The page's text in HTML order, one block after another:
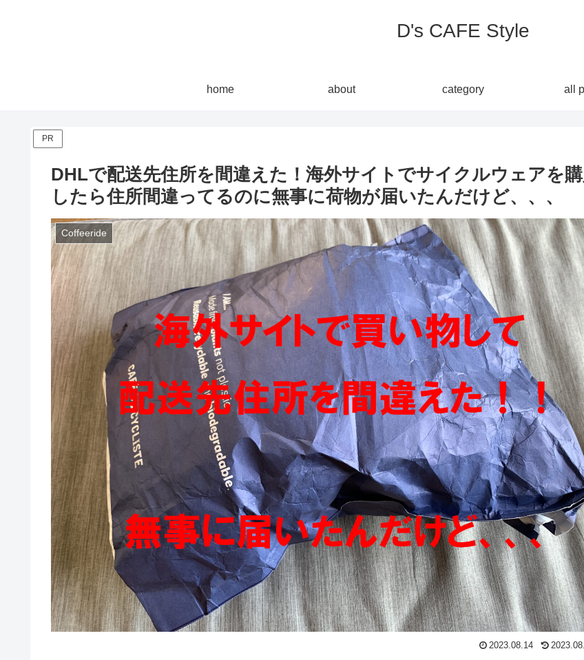
D's CAFE Style
home about category all
PR
DHLで配送先住所を間違えた！海外サイトでサイクルウェアを
したら住所間違ってるのに無事に荷物が届いたんだけど、、、
Coffeeride
2023.08.14